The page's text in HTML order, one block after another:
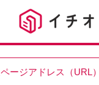
ージアドレス（URL